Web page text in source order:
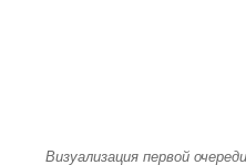
Визуализация первой